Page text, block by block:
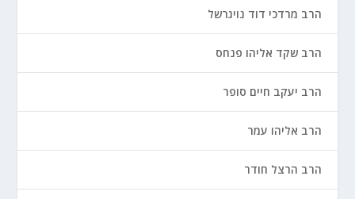
הרב מרדכי דוד נויגרשל
הרב שקד אליהו פנחס
הרב יעקב חיים סופר
הרב אליהו עמר
הרב הרצל חודר